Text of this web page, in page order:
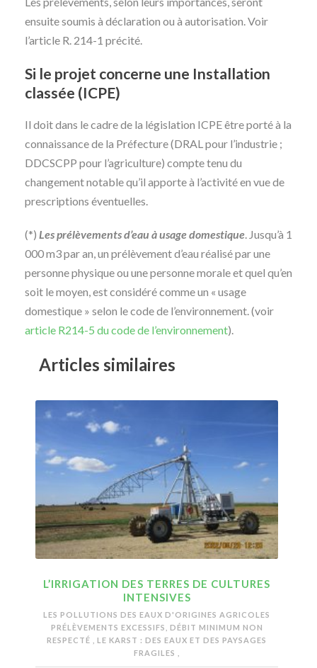
ensuite soumis à déclaration ou à autorisation. Voir
l’article R. 214-1 précité.
Si le projet concerne une Installation
classée (ICPE)
Il doit dans le cadre de la législation ICPE être porté à la
connaissance de la Préfecture (DRAL pour l’industrie ;
DDCSCPP pour l’agriculture) compte tenu du
changement notable qu’il apporte à l’activité en vue de
prescriptions éventuelles.
(*) Les prélèvements d’eau à usage domestique. Jusqu’à 1
000 m3 par an, un prélèvement d’eau réalisé par une
personne physique ou une personne morale et quel qu’en
soit le moyen, est considéré comme un « usage
domestique » selon le code de l’environnement. (voir
article R214-5 du code de l’environnement).
Articles similaires
L’IRRIGATION DES TERRES DE CULTURES
INTENSIVES
LES POLLUTIONS DES EAUX D'ORIGINES AGRICOLES
PRÉLÈVEMENTS EXCESSIFS, DÉBIT MINIMUM NON
RESPECTÉ
LE KARST : DES EAUX ET DES PAYSAGES
FRAGILES